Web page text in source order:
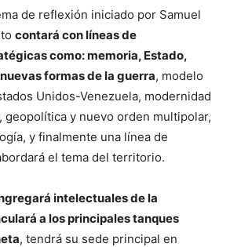
de reflexión iniciado por Samuel
contará con líneas de
como: memoria, Estado,
formas de la guerra, modelo
Unidos-Venezuela, modernidad
y nuevo orden multipolar,
y finalmente una línea de
el tema del territorio.
intelectuales de la
a los principales tanques
, tendrá su sede principal en